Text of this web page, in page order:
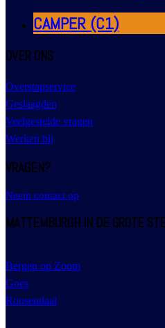
CAMPER (C1)
OVER ONS
Overstapservice
Geslaagden
Veelgestelde vragen
Werken bij
VRAGEN?
Neem contact op
MATTEMBURGH IN DE GROTE
Bergen op Zoom
Goes
Roosendaal